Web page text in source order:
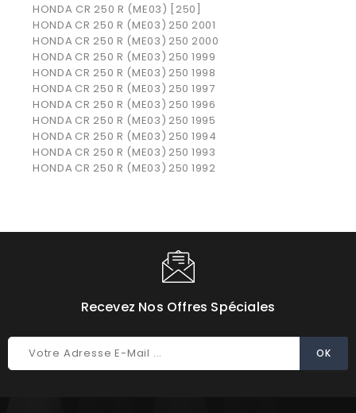
HONDA CR 250 R (ME03) [250]
HONDA CR 250 R (ME03) 250 2001
HONDA CR 250 R (ME03) 250 2000
HONDA CR 250 R (ME03) 250 1999
HONDA CR 250 R (ME03) 250 1998
HONDA CR 250 R (ME03) 250 1997
HONDA CR 250 R (ME03) 250 1996
HONDA CR 250 R (ME03) 250 1995
HONDA CR 250 R (ME03) 250 1994
HONDA CR 250 R (ME03) 250 1993
HONDA CR 250 R (ME03) 250 1992
Recevez Nos Offres Spéciales